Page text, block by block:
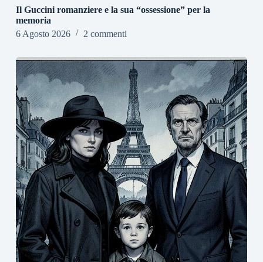
Il Guccini romanziere e la sua “ossessione” per la
memoria
6 Agosto 2026
2 commenti